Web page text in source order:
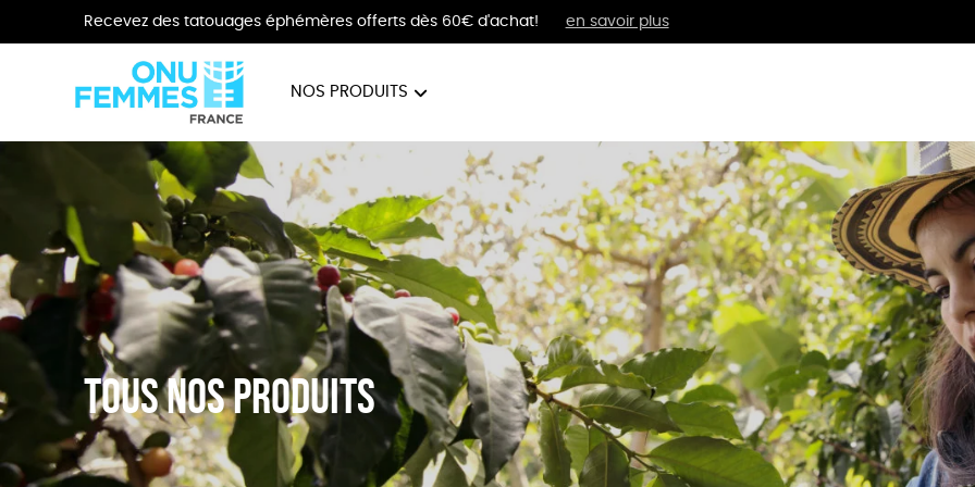
Recevez des tatouages éphémères offerts dès 60€ d'achat! en savoir plus
NOS PRODUITS
BIJOUX VÊTEMENTS BIEN-ÊTRE
Tous nos produits